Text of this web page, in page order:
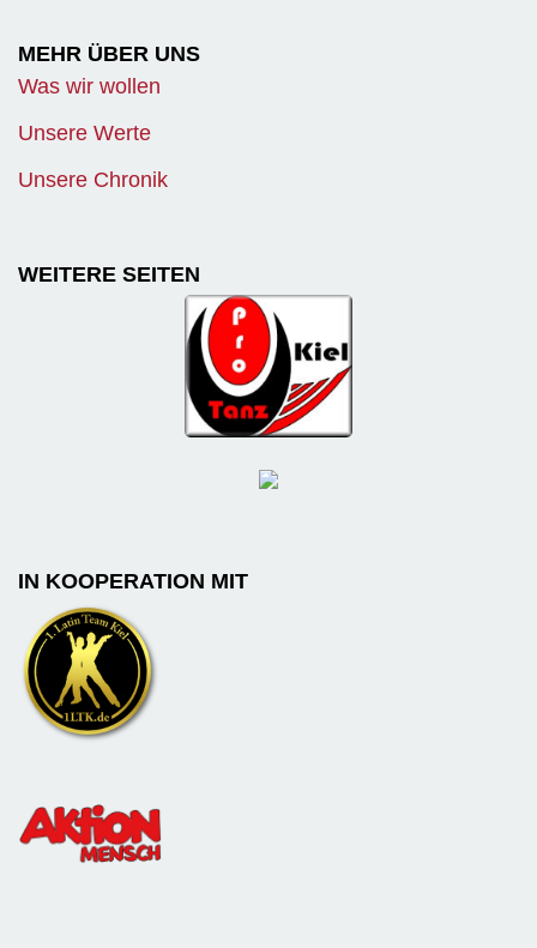
MEHR ÜBER UNS
Was wir wollen
Unsere Werte
Unsere Chronik
WEITERE SEITEN
IN KOOPERATION MIT